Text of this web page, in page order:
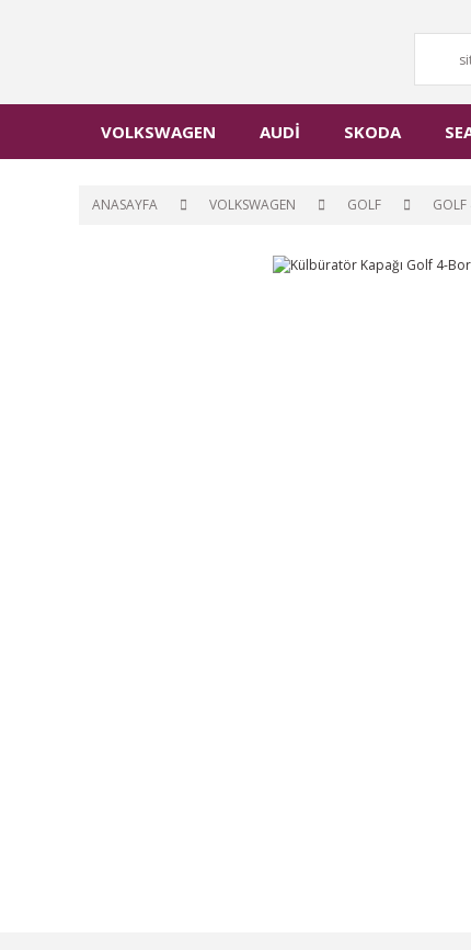
VOLKSWAGEN AUDİ SKODA
ANASAYFA VOLKSWAGEN GOLF GOLF